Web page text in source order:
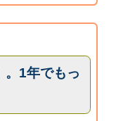
。1年でもっ